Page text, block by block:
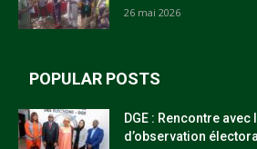
26 mai 2026
POPULAR POSTS
DGE : Rencontre
d’observation